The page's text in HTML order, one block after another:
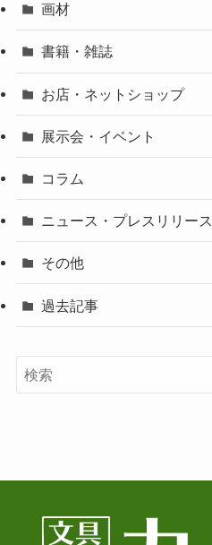
画材
書籍・雑誌
お店・ネットショップ
展示会・イベント
コラム
ニュース・プレスリリース
その他
過去記事